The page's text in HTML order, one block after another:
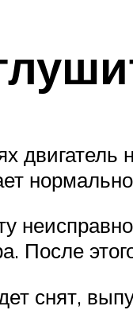
После
снят,